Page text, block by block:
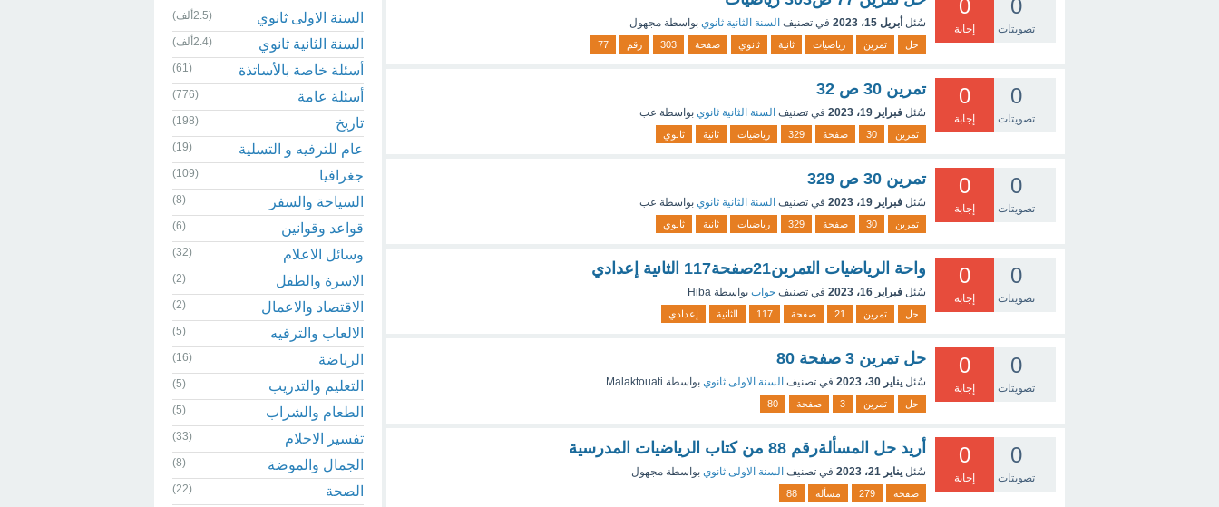
0
تصويتات
0
إجابة سُئل أبريل 15، 2023 في تصنيف السنة الثانية ثانوي بواسطة مجهول
حل تمرين رياضيات ثانية ثانوي صفحة 303 رقم 77
0
تصويتات
0
إجابة
تمرين 30 ص 32
سُئل فبراير 19، 2023 في تصنيف السنة الثانية ثانوي بواسطة عب
تمرين 30 صفحة 329 رياضيات ثانية ثانوي
0
تصويتات
0
إجابة
تمرين 30 ص 329
سُئل فبراير 19، 2023 في تصنيف السنة الثانية ثانوي بواسطة عب
تمرين 30 صفحة 329 رياضيات ثانية ثانوي
0
تصويتات
0
إجابة
واحة الرياضيات التمرين21صفحة117 الثانية إعدادي
سُئل فبراير 16، 2023 في تصنيف جواب بواسطة Hiba
حل تمرين 21 صفحة 117 الثانية إعدادي
0
تصويتات
0
إجابة
حل تمرين 3 صفحة 80
سُئل يناير 30، 2023 في تصنيف السنة الاولى ثانوي بواسطة Malaktouati
حل تمرين 3 صفحة 80
0
تصويتات
0
إجابة
أريد حل المسألةرقم 88 من كتاب الرياضيات المدرسية
سُئل يناير 21، 2023 في تصنيف السنة الاولى ثانوي بواسطة مجهول
صفحة 279 مسألة 88
السنة الاولى ثانوي (2.5ألف)
السنة الثانية ثانوي (2.4ألف)
أسئلة خاصة بالأساتذة (61)
أسئلة عامة (776)
تاريخ (198)
عام للترفيه و التسلية (19)
جغرافيا (109)
السياحة والسفر (8)
قواعد وقوانين (6)
وسائل الاعلام (32)
الاسرة والطفل (2)
الاقتصاد والاعمال (2)
الالعاب والترفيه (5)
الرياضة (16)
التعليم والتدريب (5)
الطعام والشراب (5)
تفسير الاحلام (33)
الجمال والموضة (8)
الصحة (22)